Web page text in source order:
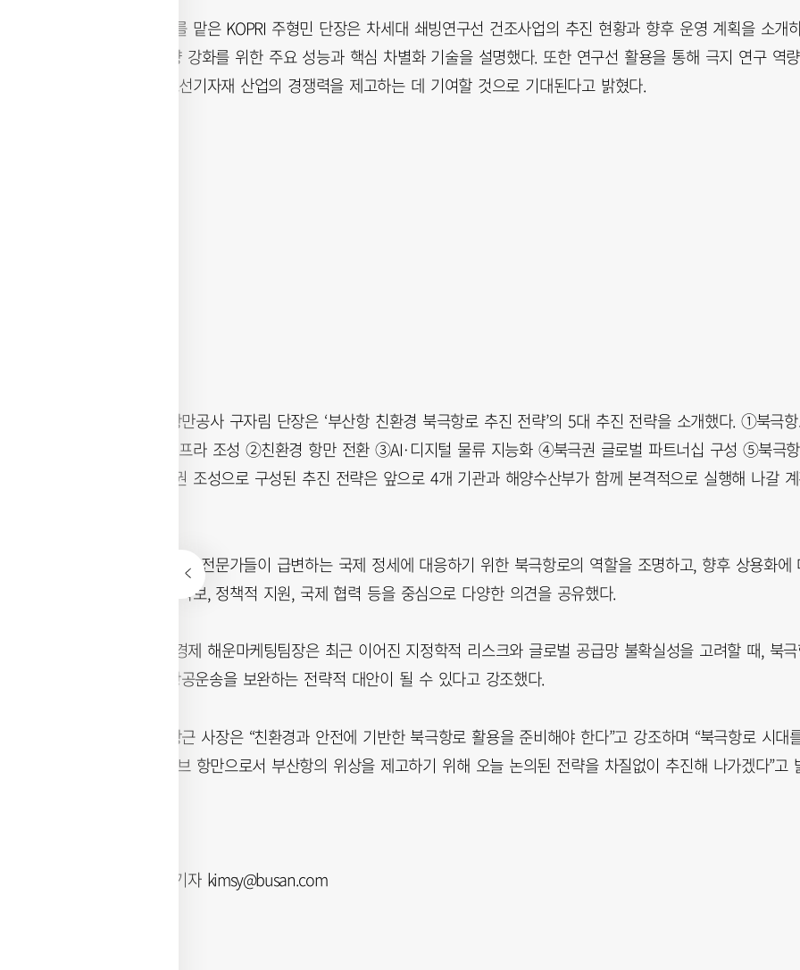
두 번째 주제발표를 맡은 KOPRI 주형민 단장은 차세대 쇄빙연구선 건조사업의 추진 현황과 향후 운영 계획을 소개
며, 극지 연구 역량 강화를 위한 주요 성능과 핵심 차별화 기술을 설명했다. 또한 연구선 활용을 통해 극지 연구 역량
을 높이고 국내 조선기자재 산업의 경쟁력을 제고하는 데 기여할 것으로 기대된다고 밝혔다.
마지막으로 부산항만공사 구자림 단장은 ‘부산항 친환경 북극항로 추진 전략’의 5대 추진 전략을 소개했다. ①북극
대응 허브 항만 인프라 조성 ②친환경 항만 전환 ③AI·디지털 물류 지능화 ④북극권 글로벌 파트너십 구성 ⑤북극항
로 연계 해양수도권 조성으로 구성된 추진 전략은 앞으로 4개 기관과 해양수산부가 함께 본격적으로 실행해 나갈
자유토론에서는 업계 전문가들이 급변하는 국제 정세에 대응하기 위한 북극항로의 역할을 조명하고, 향후 상용화에
비한 기술 경쟁력 확보, 정책적 지원, 국제 협력 등을 중심으로 다양한 의견을 공유했다.
특히 LX판토스 성경제 해운마케팅팀장은 최근 이어진 지정학적 리스크와 글로벌 공급망 불확실성을 고려할 때, 북
로가 기존 해상·항공운송을 보완하는 전략적 대안이 될 수 있다고 강조했다.
부산항만공사 송상근 사장은 “친환경과 안전에 기반한 북극항로 활용을 준비해야 한다”고 강조하며 “북극항로 시대
앞두고, 글로벌 허브 항만으로서 부산항의 위상을 제고하기 위해 오늘 논의된 전략을 차질없이 추진해 나가겠다”고
김신영 부산닷컴 기자 kimsy@busan.com